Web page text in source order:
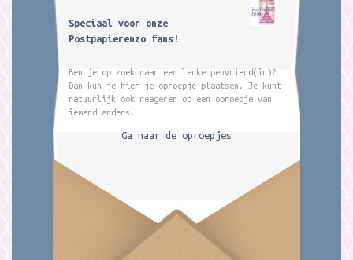
Speciaal voor onze
Postpapierenzo fans!
Ben je op zoek naar een leuke penvriend(in)?
Dan kun je hier je oproepje plaatsen. Je kunt
natuurlijk ook reageren op een oproepje van
iemand anders.
Ga naar de oproepjes